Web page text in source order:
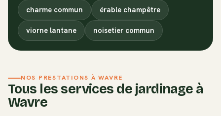
charme commun érable champêtre
viorne lantane noisetier commun
NOS PRESTATIONS ÀWAVRE
Tous les services de jardinage à
Wavre